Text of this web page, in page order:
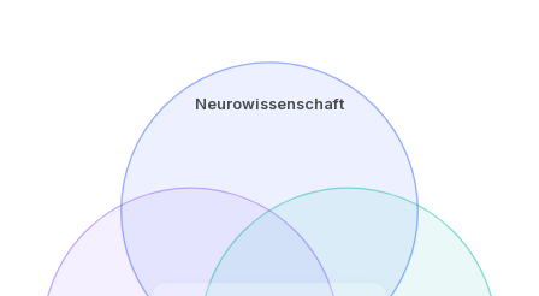
Neurowissenschaft